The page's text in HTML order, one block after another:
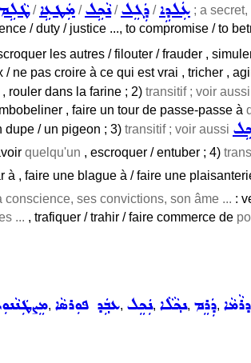
/ܡܲܛܥܹܐ /ܢܵܟܹܠ/ܕܲܓܸܠ /ܥܲܠܕܹܐ ; a
/ duty / justice ..., to compromise / to
les autres / filouter / frauder ,
ne pas croire à ce qui est vrai , tricher ,
rouler dans la farine ; 2) transitif ; voir aussi
, faire un tour de passe-passe à
dupe / un pigeon ; 3) transitif ; voir aussi
quelqu'un , escroquer / entuber ; 4)
à , faire une blague à / faire une
conscience, ses convictions, son âme ... :
... , trafiquer / trahir / faire commerce de
, ܥܒ݂ܲܕ ܦܘܼܪܣܵܐ, ܢܲܟܸܠ, ܢܟ݂ܵܠܵܐ, ܕܲܪܸܡ, ܕܪܵܡܵܐ